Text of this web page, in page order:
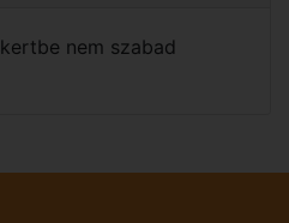
nem szabad